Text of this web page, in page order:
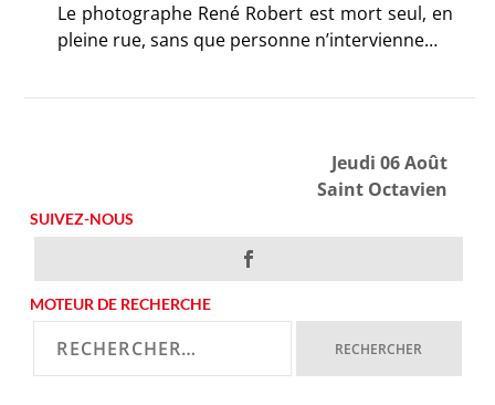
Le photographe René Robert est mort seul, en
pleine rue, sans que personne n’intervienne…
Jeudi 06 Août
Saint Octavien
SUIVEZ-NOUS
MOTEUR DE RECHERCHE